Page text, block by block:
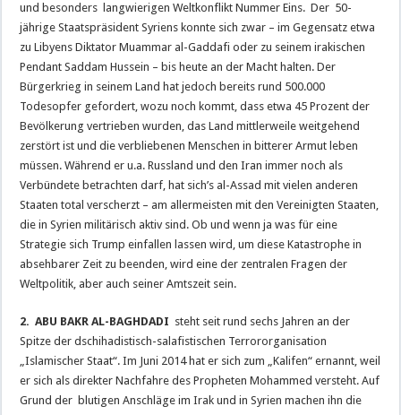
und besonders langwierigen Weltkonflikt Nummer Eins. Der 50-
jährige Staatspräsident Syriens konnte sich zwar – im Gegensatz etwa
zu Libyens Diktator Muammar al-Gaddafi oder zu seinem irakischen
Pendant Saddam Hussein – bis heute an der Macht halten. Der
Bürgerkrieg in seinem Land hat jedoch bereits rund 500.000
Todesopfer gefordert, wozu noch kommt, dass etwa 45 Prozent der
Bevölkerung vertrieben wurden, das Land mittlerweile weitgehend
zerstört ist und die verbliebenen Menschen in bitterer Armut leben
müssen. Während er u.a. Russland und den Iran immer noch als
Verbündete betrachten darf, hat sich’s al-Assad mit vielen anderen
Staaten total verscherzt – am allermeisten mit den Vereinigten Staaten,
die in Syrien militärisch aktiv sind. Ob und wenn ja was für eine
Strategie sich Trump einfallen lassen wird, um diese Katastrophe in
absehbarer Zeit zu beenden, wird eine der zentralen Fragen der
Weltpolitik, aber auch seiner Amtszeit sein.
2. ABU BAKR AL-BAGHDADI steht seit rund sechs Jahren an der
Spitze der dschihadistisch-salafistischen Terrororganisation
„Islamischer Staat“. Im Juni 2014 hat er sich zum „Kalifen“ ernannt, weil
er sich als direkter Nachfahre des Propheten Mohammed versteht. Auf
Grund der blutigen Anschläge im Irak und in Syrien machen ihn die